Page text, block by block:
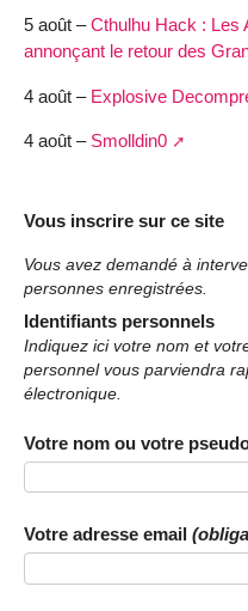
5 août –Cthulhu Hack : Les
annonçant le retour des
4 août – Explosive
4 août – Smolldin0
Vous inscrire sur ce site
Vous avez demandé à intervenir sur
personnes enregistrées.
Identifiants personnels
Indiquez ici votre nom et
personnel vous parviendra
électronique.
Votre nom ou votre
Votre adresse email